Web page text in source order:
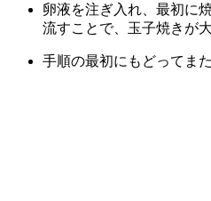
卵液を注ぎ入れ、最初に
流すことで、玉子焼きが
手順の最初にもどってま